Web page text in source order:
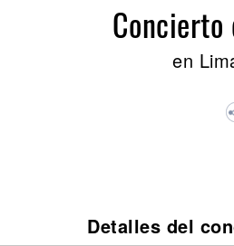
Concierto
en
Detalles del